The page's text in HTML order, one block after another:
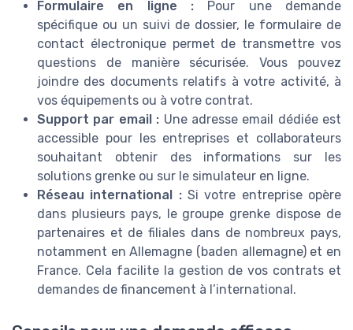
Formulaire en ligne : Pour une demande
spécifique ou un suivi de dossier, le formulaire de
contact électronique permet de transmettre vos
questions de manière sécurisée. Vous pouvez
joindre des documents relatifs à votre activité, à
vos équipements ou à votre contrat.
Support par email : Une adresse email dédiée est
accessible pour les entreprises et collaborateurs
souhaitant obtenir des informations sur les
solutions grenke ou sur le simulateur en ligne.
Réseau international :Si votre entreprise opère
dans plusieurs pays, le groupe grenke dispose de
partenaires et de filiales dans de nombreux pays,
notamment en Allemagne (baden allemagne) et en
France. Cela facilite la gestion de vos contrats et
demandes de financement à l’international.